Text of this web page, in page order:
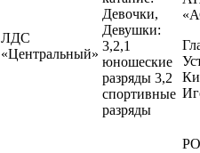
ЛДС
«Центральный»
Девочки,
Девушки:
3,2,1
юношеские
разряды 3,2
спортивные
разряды